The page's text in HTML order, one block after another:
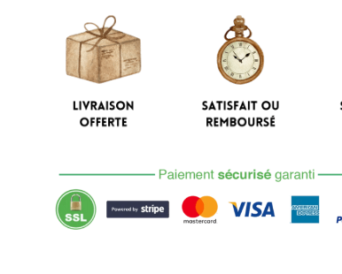
Murale
Vintage
Carrée
Cadre
Bleu